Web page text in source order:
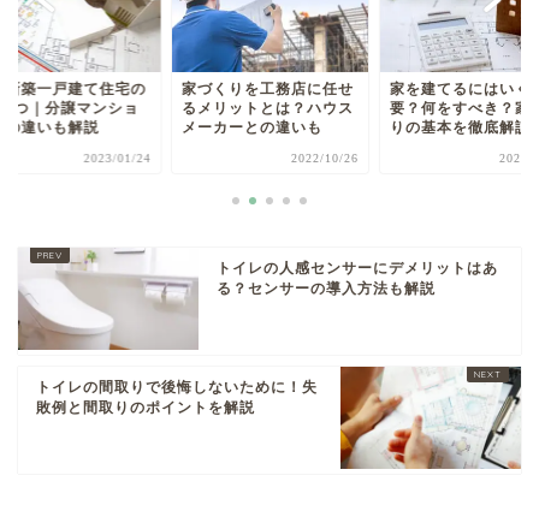
新築一戸建て住宅の
3つ｜分譲マンショ
の違いも解説
2023/01/24
家づくりを工務店に任せ
るメリットとは？ハウス
メーカーとの違いも
2022/10/26
家を建てるにはいく
要？何をすべき？家
りの基本を徹底解説
2022/
トイレの人感センサーにデメリットはあ
る？センサーの導入方法も解説
トイレの間取りで後悔しないために！失
敗例と間取りのポイントを解説